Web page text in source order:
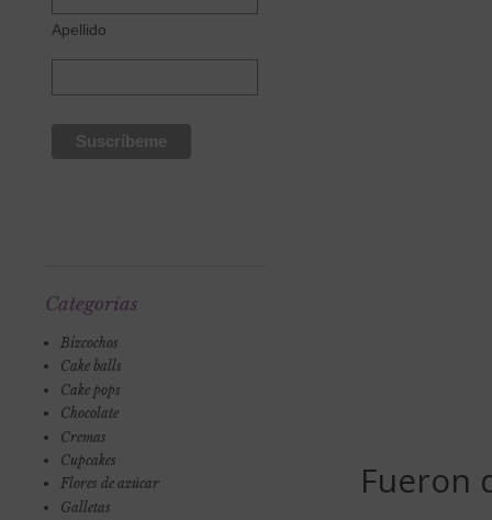
Apellido
Categorías
Bizcochos
Cake balls
Cake pops
Chocolate
Cremas
Cupcakes
Flores de azúcar
Galletas
Fueron